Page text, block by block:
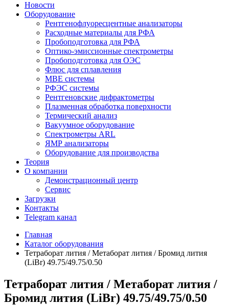
Новости
Оборудование
Рентгенофлуоресцентные анализаторы
Расходные материалы для РФА
Пробоподготовка для РФА
Оптико-эмиссионные спектрометры
Пробоподготовка для ОЭС
Флюс для сплавления
MBE системы
РФЭС системы
Рентгеновские дифрактометры
Плазменная обработка поверхности
Термический анализ
Вакуумное оборудование
Спектрометры ARL
ЯМР анализаторы
Оборудование для производства
Теория
О компании
Демонстрационный центр
Сервис
Загрузки
Контакты
Telegram канал
Главная
Каталог оборудования
Тетраборат лития / Метаборат лития / Бромид лития
(LiBr) 49.75/49.75/0.50
Тетраборат лития / Метаборат лития /
Бромид лития (LiBr) 49.75/49.75/0.50